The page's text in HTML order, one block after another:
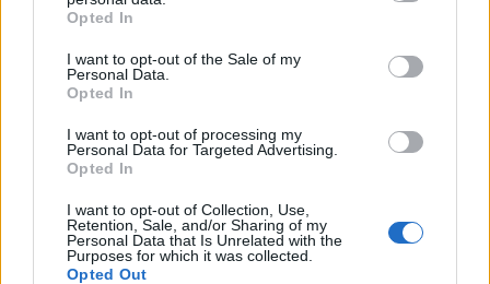
grant or deny consent to Google and its third-party tags to
use your data for below specified purposes in below Google
consent section.
Opted In
I want to opt-out of the Sale of my
Personal Data.
Opted In
I want to opt-out of processing my
Personal Data for Targeted Advertising.
Opted In
I want to opt-out of Collection, Use,
Retention, Sale, and/or Sharing of my
Personal Data that Is Unrelated with the
Purposes for which it was collected.
Opted Out